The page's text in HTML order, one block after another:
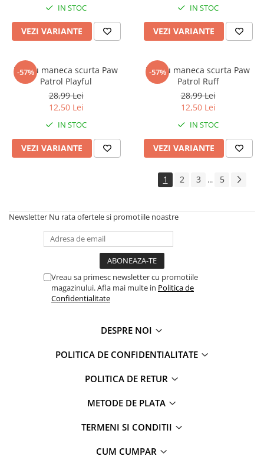
IN STOC
VEZI VARIANTE
IN STOC
VEZI VARIANTE
-57%
Tricou maneca scurta Paw
Patrol Playful
28,99 Lei
12,50 Lei
IN STOC
VEZI VARIANTE
-57%
Tricou maneca scurta Paw
Patrol Ruff
28,99 Lei
12,50 Lei
IN STOC
VEZI VARIANTE
1 2 3 ... 5
Newsletter Nu rata ofertele si promotiile noastre
Vreau sa primesc newsletter cu promotiile
magazinului. Afla mai multe in Politica de
Confidentialitate
DESPRE NOI
POLITICA DE CONFIDENTIALITATE
POLITICA DE RETUR
METODE DE PLATA
TERMENI SI CONDITII
CUM CUMPAR